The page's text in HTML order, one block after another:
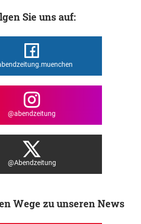
Sie uns auf:
@abendzeitung
@Abendzeitung
Wege zu unseren News